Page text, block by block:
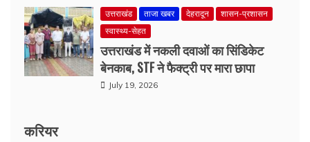
बेनकाब, STF ने फैक्ट्री पर मारा छापा
July 19, 2026
करियर